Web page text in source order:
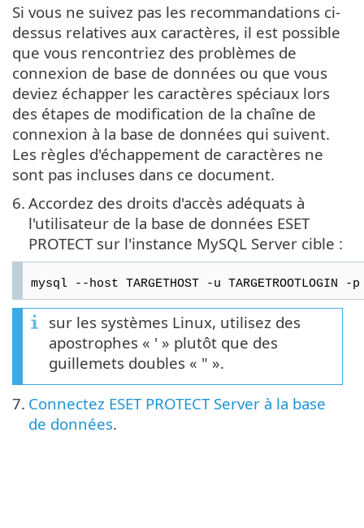
Si vous ne suivez pas les recommandations ci-
dessus relatives aux caractères, il est possible
que vous rencontriez des problèmes de
connexion de base de données ou que vous
deviez échapper les caractères spéciaux lors
des étapes de modification de la chaîne de
connexion à la base de données qui suivent.
Les règles d'échappement de caractères ne
sont pas incluses dans ce document.
6. Accordez des droits d'accès adéquats à
l'utilisateur de la base de données ESET
PROTECT sur l'instance MySQL Server cible :
mysql --host TARGETHOST -u TARGETROOTLOGIN -
sur les systèmes Linux, utilisez des
apostrophes « ' » plutôt que des
guillemets doubles « " ».
7. Connectez ESET PROTECT Server à la base
de données.